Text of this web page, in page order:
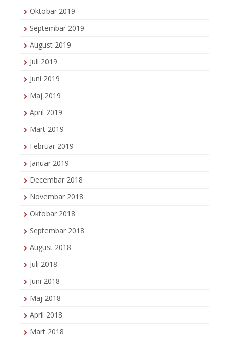
Oktobar 2019
Septembar 2019
August 2019
Juli 2019
Juni 2019
Maj 2019
April 2019
Mart 2019
Februar 2019
Januar 2019
Decembar 2018
Novembar 2018
Oktobar 2018
Septembar 2018
August 2018
Juli 2018
Juni 2018
Maj 2018
April 2018
Mart 2018